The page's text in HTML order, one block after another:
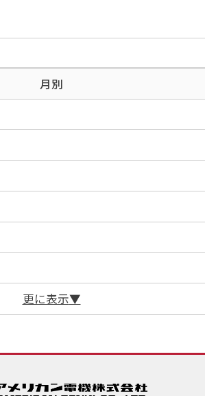
月別
更に表示